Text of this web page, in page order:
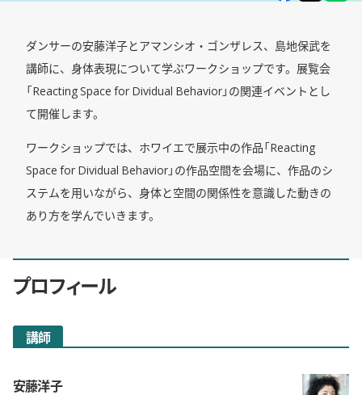
ダンサーの安藤洋子とアマンシオ・ゴンザレス、島地保武を
講師に、身体表現について学ぶワークショップです。展覧会
「Reacting Space for Dividual Behavior」の関連イベントとし
て開催します。
ワークショップでは、ホワイエで展示中の作品「Reacting
Space for Dividual Behavior」の作品空間を会場に、作品のシ
ステムを用いながら、身体と空間の関係性を意識した動きの
あり方を学んでいきます。
プロフィール
講師
安藤洋子